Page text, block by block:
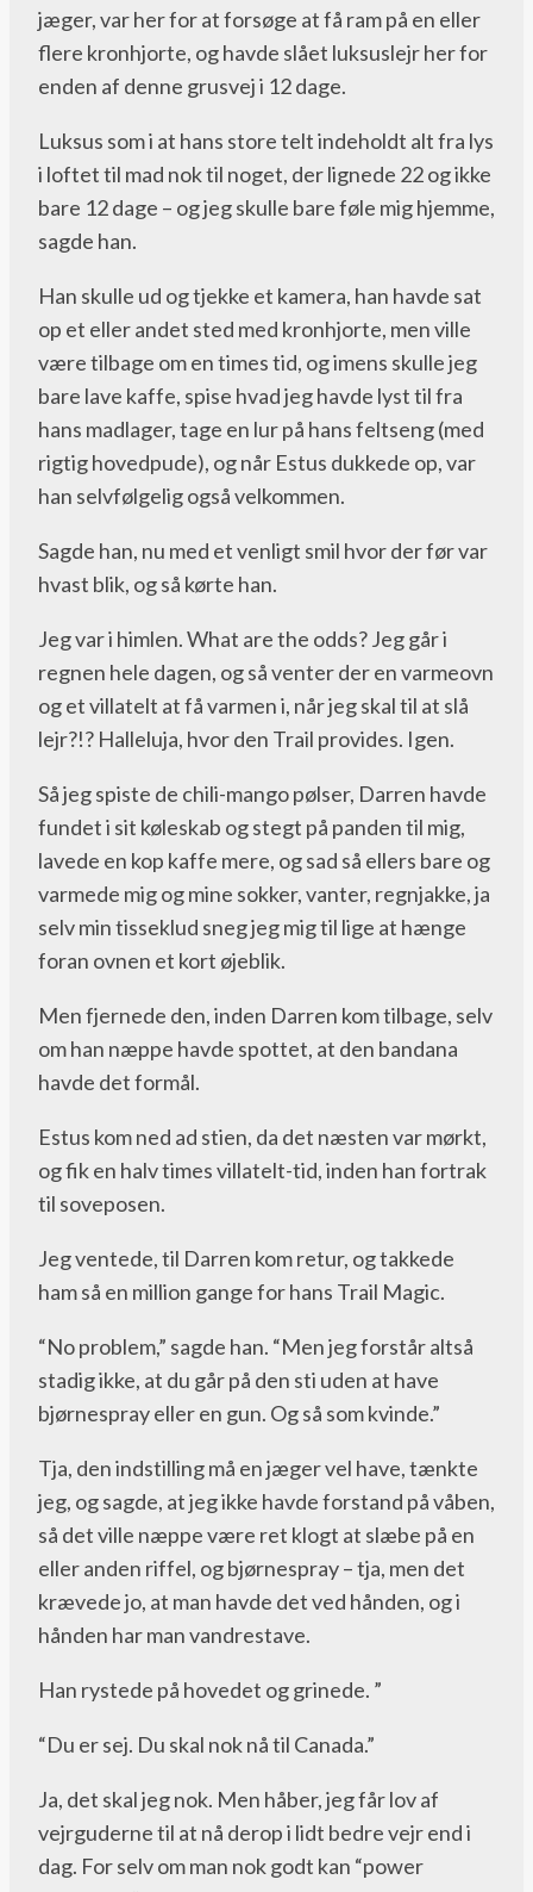
jæger, var her for at forsøge at få ram på en eller
flere kronhjorte, og havde slået luksuslejr her for
enden af denne grusvej i 12 dage.
Luksus som i at hans store telt indeholdt alt fra lys
i loftet til mad nok til noget, der lignede 22 og ikke
bare 12 dage – og jeg skulle bare føle mig hjemme,
sagde han.
Han skulle ud og tjekke et kamera, han havde sat
op et eller andet sted med kronhjorte, men ville
være tilbage om en times tid, og imens skulle jeg
bare lave kaffe, spise hvad jeg havde lyst til fra
hans madlager, tage en lur på hans feltseng (med
rigtig hovedpude), og når Estus dukkede op, var
han selvfølgelig også velkommen.
Sagde han, nu med et venligt smil hvor der før var
hvast blik, og så kørte han.
Jeg var i himlen. What are the odds? Jeg går i
regnen hele dagen, og så venter der en varmeovn
og et villatelt at få varmen i, når jeg skal til at slå
lejr?!? Halleluja, hvor den Trail provides. Igen.
Så jeg spiste de chili-mango pølser, Darren havde
fundet i sit køleskab og stegt på panden til mig,
lavede en kop kaffe mere, og sad så ellers bare og
varmede mig og mine sokker, vanter, regnjakke, ja
selv min tisseklud sneg jeg mig til lige at hænge
foran ovnen et kort øjeblik.
Men fjernede den, inden Darren kom tilbage, selv
om han næppe havde spottet, at den bandana
havde det formål.
Estus kom ned ad stien, da det næsten var mørkt,
og fik en halv times villatelt-tid, inden han fortrak
til soveposen.
Jeg ventede, til Darren kom retur, og takkede
ham så en million gange for hans Trail Magic.
“No problem,” sagde han. “Men jeg forstår altså
stadig ikke, at du går på den sti uden at have
bjørnespray eller en gun. Og så som kvinde.”
Tja, den indstilling må en jæger vel have, tænkte
jeg, og sagde, at jeg ikke havde forstand på våben,
så det ville næppe være ret klogt at slæbe på en
eller anden riffel, og bjørnespray – tja, men det
krævede jo, at man havde det ved hånden, og i
hånden har man vandrestave.
Han rystede på hovedet og grinede. ”
“Du er sej. Du skal nok nå til Canada.”
Ja, det skal jeg nok. Men håber, jeg får lov af
vejrguderne til at nå derop i lidt bedre vejr end i
dag. For selv om man nok godt kan “power